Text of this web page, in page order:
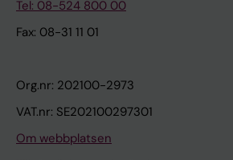
Tel: 08-524 800 00
Fax: 08-31 11 01
Org.nr: 202100-2973
VAT.nr: SE202100297301
Om webbplatsen